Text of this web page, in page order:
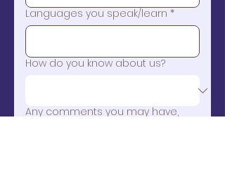
Languages you speak/learn *
How do you know about us?
Any comments you may have,